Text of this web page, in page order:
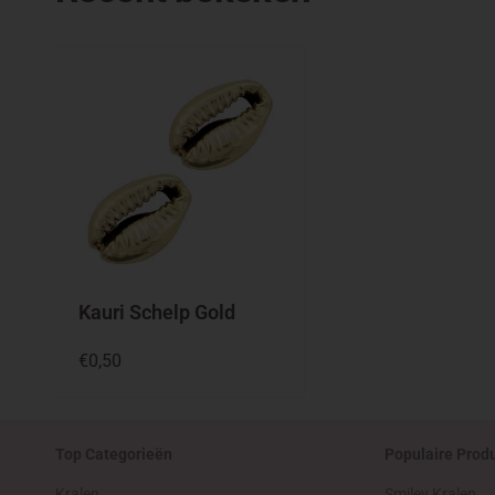
Kauri Schelp Gold
Normale
€0,50